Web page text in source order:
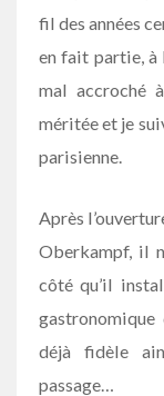
fil des années
en fait partie, à
mal accroché
méritée et je
parisienne.
Après
Oberkampf, il
côté qu’il
déjà fidèle
passage…